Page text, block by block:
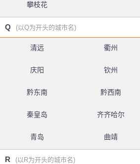
攀枝花
Q (以Q为开头的城市名)
清远 衢州
庆阳 钦州
黔东南 黔西南
秦皇岛 齐齐哈尔
青岛 曲靖
R (以R为开头的城市名)